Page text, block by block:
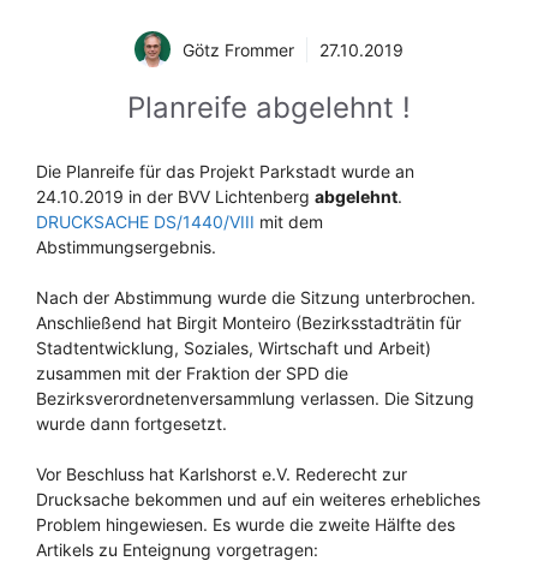
Götz Frommer 27.10.2019
Planreife abgelehnt !
Die Planreife für das Projekt Parkstadt wurde an
24.10.2019 in der BVV Lichtenberg abgelehnt.
DRUCKSACHE DS/1440/VIII mit dem
Abstimmungsergebnis.
Nach der Abstimmung wurde die Sitzung unterbrochen.
Anschließend hat Birgit Monteiro (Bezirksstadträtin für
Stadtentwicklung, Soziales, Wirtschaft und Arbeit)
zusammen mit der Fraktion der SPD die
Bezirksverordnetenversammlung verlassen. Die Sitzung
wurde dann fortgesetzt.
Vor Beschluss hat Karlshorst e.V. Rederecht zur
Drucksache bekommen und auf ein weiteres erhebliches
Problem hingewiesen. Es wurde die zweite Hälfte des
Artikels zu Enteignung vorgetragen: